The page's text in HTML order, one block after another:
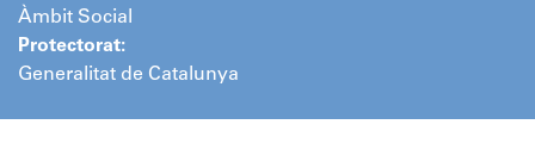
Àmbit Social
Protectorat:
Generalitat de Catalunya